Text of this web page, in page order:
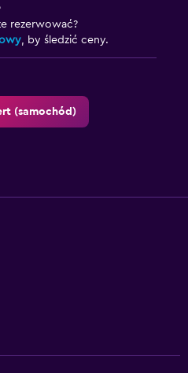
rezerwować?
, by śledzić ceny.
(samochód)